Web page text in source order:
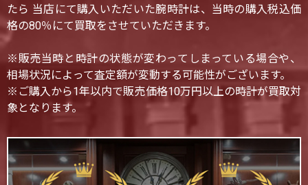
たら 当店にて購入いただいた腕時計は、当時の購入税込価
格の80％にて買取をさせていただきます。
※販売当時と時計の状態が変わってしまっている場合や、
相場状況によって査定額が変動する可能性がございます。
※ご購入から1年以内で販売価格10万円以上の時計が買取対
象となります。